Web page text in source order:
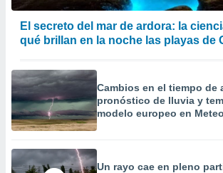
El secreto del mar de ardora: la
qué brillan en la noche las playas de
Cambios en el tiempo de
pronóstico de lluvia y
modelo europeo en
Un rayo cae en pleno